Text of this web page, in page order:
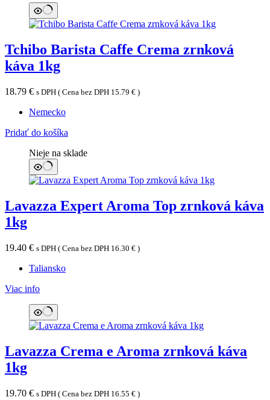
Tchibo Barista Caffe Crema zrnková
káva 1kg
18.79 € s DPH ( Cena bez DPH 15.79 € )
Nemecko
Pridať do košíka
Nieje na sklade
Lavazza Expert Aroma Top zrnková káva
1kg
19.40 € s DPH ( Cena bez DPH 16.30 € )
Taliansko
Viac info
Lavazza Crema e Aroma zrnková káva
1kg
19.70 € s DPH ( Cena bez DPH 16.55 € )